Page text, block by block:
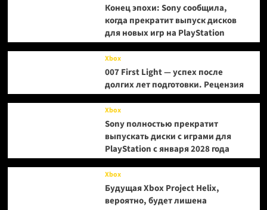
Конец эпохи: Sony сообщила,
когда прекратит выпуск дисков
для новых игр на PlayStation
Xbox
007 First Light — успех после
долгих лет подготовки. Рецензия
Xbox
Sony полностью прекратит
выпускать диски с играми для
PlayStation с января 2028 года
Xbox
Будущая Xbox Project Helix,
вероятно, будет лишена